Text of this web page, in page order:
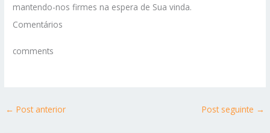
mantendo-nos firmes na espera de Sua vinda.
Comentários
comments
← Post anterior Post seguinte →